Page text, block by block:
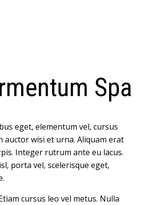
Spa
eget, elementum vel, cursus
auctor wisi et urna. Aliquam erat
Integer rutrum ante eu lacus.
porta vel, scelerisque eget,
cursus leo vel metus. Nulla